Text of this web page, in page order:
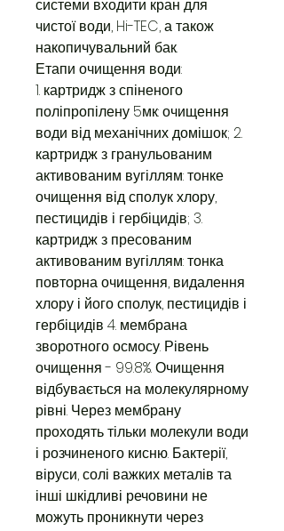
системи входити кран для
чистої води, Hi-TEC, а також
накопичувальний бак.
Етапи очищення води:
1. картридж з спіненого
поліпропілену 5мк: очищення
води від механічних домішок; 2.
картридж з гранульованим
активованим вугіллям: тонке
очищення від сполук хлору,
пестицидів і гербіцидів; 3.
картридж з пресованим
активованим вугіллям: тонка
повторна очищення, видалення
хлору і його сполук, пестицидів і
гербіцидів 4. мембрана
зворотного осмосу. Рівень
очищення - 99.8%. Очищення
відбувається на молекулярному
рівні. Через мембрану
проходять тільки молекули води
і розчиненого кисню. Бактерії,
віруси, солі важких металів та
інші шкідливі речовини не
можуть проникнути через